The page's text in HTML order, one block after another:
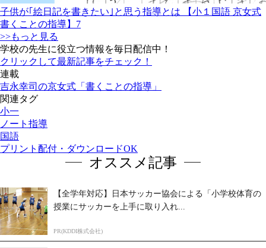
子供が｢絵日記を書きたい｣と思う指導とは 【小１国語 京女式
書くことの指導】7
>>もっと見る
学校の先生に役立つ情報を毎日配信中！
クリックして最新記事をチェック！
連載
吉永幸司の京女式「書くことの指導」
関連タグ
小一
ノート指導
国語
プリント配付・ダウンロードOK
オススメ記事
【全学年対応】日本サッカー協会による「小学校体育の
授業にサッカーを上手に取り入れ...
PR(KDDI株式会社)